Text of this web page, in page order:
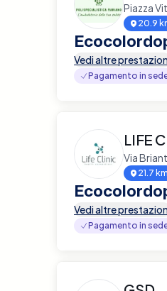
Piazza
20.9
Vedi altre
Pagamento in
LIFE
Via
21.7 km
Vedi altre
Pagamento in